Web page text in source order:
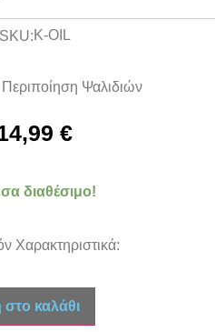
SKU:K-OIL
Περιποίηση Ψαλιδιών
€
διαθέσιμο!
Χαρακτηριστικά:
καλάθι